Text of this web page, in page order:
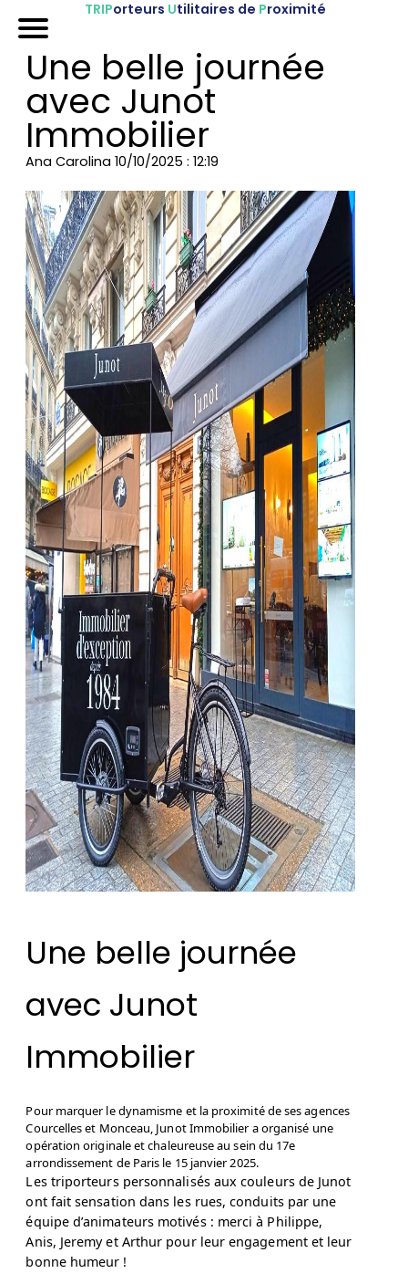
TRIPorteurs Utilitaires de Proximité
Nos véhicules
Références
Sur-mesure
Mariages
Blog
FAQ
A propos
Contactez-nous !
Une belle journée
avec Junot
Immobilier
Ana Carolina 10/10/2025 : 12:19
Une belle journée
avec Junot
Immobilier
Pour marquer le dynamisme et la proximité de ses agences
Courcelles et Monceau, Junot Immobilier a organisé une
opération originale et chaleureuse au sein du 17e
arrondissement de Paris le 15 janvier 2025.
Les triporteurs personnalisés aux couleurs de Junot
ont fait sensation dans les rues, conduits par une
équipe d’animateurs motivés : merci à Philippe,
Anis, Jeremy et Arthur pour leur engagement et leur
bonne humeur !